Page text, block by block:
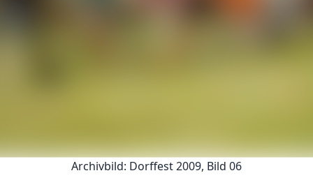
Archivbild: Dorffest 2009, Bild 06